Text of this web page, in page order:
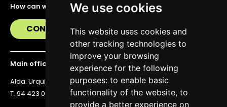
We use cookies
This website uses cookies and
other tracking technologies to
improve your browsing
experience for the following
purposes: to enable basic
functionality of the website, to
provide a better experience on
How can we help you?
CONTACT US
Main office
Alda. Urquijo 36, 6th floor, 48011 Bilbao
T. 94 423 07 43